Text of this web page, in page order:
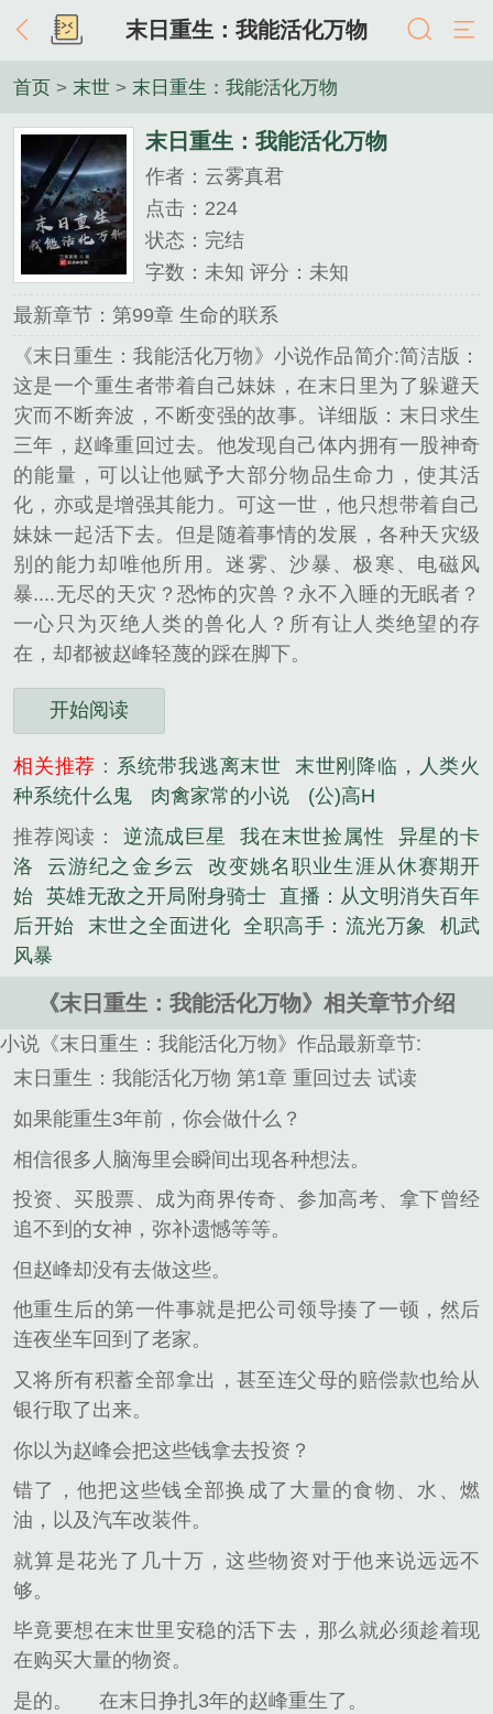
末日重生：我能活化万物
首页 > 末世 > 末日重生：我能活化万物
末日重生：我能活化万物
作者：云雾真君
点击：224
状态：完结
字数：未知 评分：未知
最新章节：第99章 生命的联系
《末日重生：我能活化万物》小说作品简介:简洁版：
这是一个重生者带着自己妹妹，在末日里为了躲避天
灾而不断奔波，不断变强的故事。详细版：末日求生
三年，赵峰重回过去。他发现自己体内拥有一股神奇
的能量，可以让他赋予大部分物品生命力，使其活
化，亦或是增强其能力。可这一世，他只想带着自己
妹妹一起活下去。但是随着事情的发展，各种天灾级
别的能力却唯他所用。迷雾、沙暴、极寒、电磁风
暴....无尽的天灾？恐怖的灾兽？永不入睡的无眠者？
一心只为灭绝人类的兽化人？所有让人类绝望的存
在，却都被赵峰轻蔑的踩在脚下。
开始阅读
相关推荐 ： 系统带我逃离末世
末世刚降临，人类火
种系统什么鬼
肉禽家常的小说
(公)高H
推荐阅读： 逆流成巨星 我在末世捡属性
异星的卡
洛
云游纪之金乡云
改变姚名职业生涯从休赛期开
始
英雄无敌之开局附身骑士
直播：从文明消失百年
后开始
末世之全面进化 全职高手：流光万象
机武
风暴
《末日重生：我能活化万物》相关章节介绍
小说《末日重生：我能活化万物》作品最新章节:
末日重生：我能活化万物 第1章 重回过去 试读
如果能重生3年前，你会做什么？
相信很多人脑海里会瞬间出现各种想法。
投资、买股票、成为商界传奇、参加高考、拿下曾经
追不到的女神，弥补遗憾等等。
但赵峰却没有去做这些。
他重生后的第一件事就是把公司领导揍了一顿，然后
连夜坐车回到了老家。
又将所有积蓄全部拿出，甚至连父母的赔偿款也给从
银行取了出来。
你以为赵峰会把这些钱拿去投资？
错了，他把这些钱全部换成了大量的食物、水、燃
油，以及汽车改装件。
就算是花光了几十万，这些物资对于他来说远远不
够。
毕竟要想在末世里安稳的活下去，那么就必须趁着现
在购买大量的物资。
是的。
在末日挣扎3年的赵峰重生了。